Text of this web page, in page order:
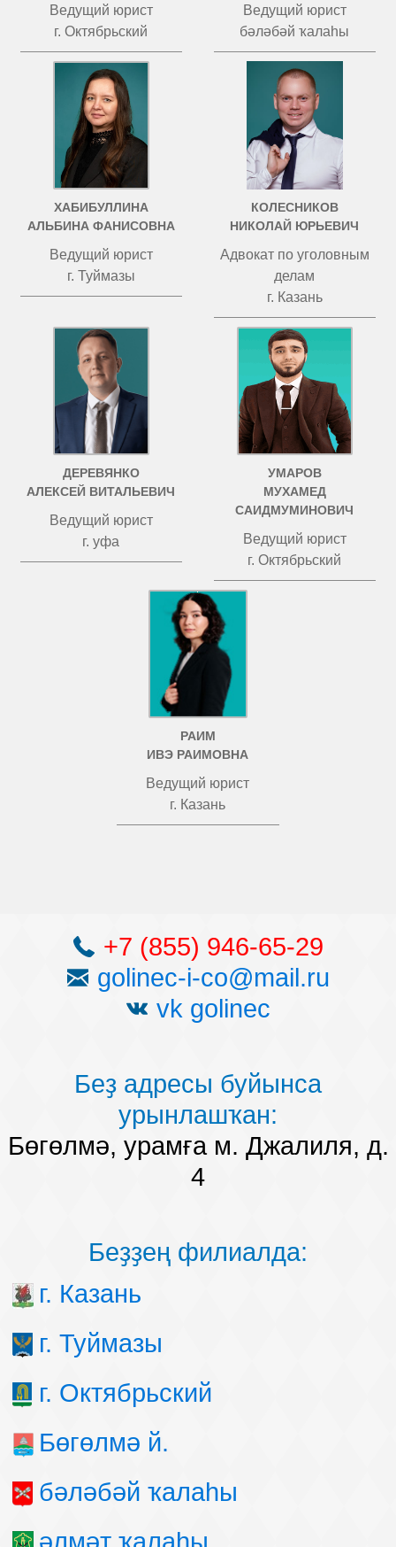
Ведущий юрист
г. Октябрьский
Ведущий юрист
бәләбәй ҡалаһы
ХАБИБУЛЛИНА
АЛЬБИНА ФАНИСОВНА
Ведущий юрист
г. Туймазы
КОЛЕСНИКОВ
НИКОЛАЙ ЮРЬЕВИЧ
Адвокат по уголовным
делам
г. Казань
ДЕРЕВЯНКО
АЛЕКСЕЙ ВИТАЛЬЕВИЧ
Ведущий юрист
г. уфа
УМАРОВ
МУХАМЕД
САИДМУМИНОВИЧ
Ведущий юрист
г. Октябрьский
РАИМ
ИВЭ РАИМОВНА
Ведущий юрист
г. Казань
+7 (855) 946-65-29
golinec-i-co@mail.ru
vk golinec
Беҙ адресы буйынса
урынлашҡан:
Бөгөлмә, урамға м. Джалиля, д.
4
Беҙҙең филиалда:
г. Казань
г. Туймазы
г. Октябрьский
Бөгөлмә й.
бәләбәй ҡалаһы
әлмәт ҡалаһы